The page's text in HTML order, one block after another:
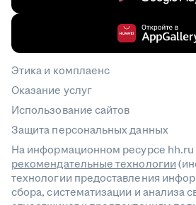
Этика и комплаенс
Оказание услуг
Использование сайтов
Защита персональных данных
На информационном ресурсе hh.ru
рекомендательные технологии
технологии предоставления
сбора, систематизации и анализа